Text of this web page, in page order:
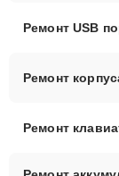
Ремонт USB
Ремонт
Ремонт